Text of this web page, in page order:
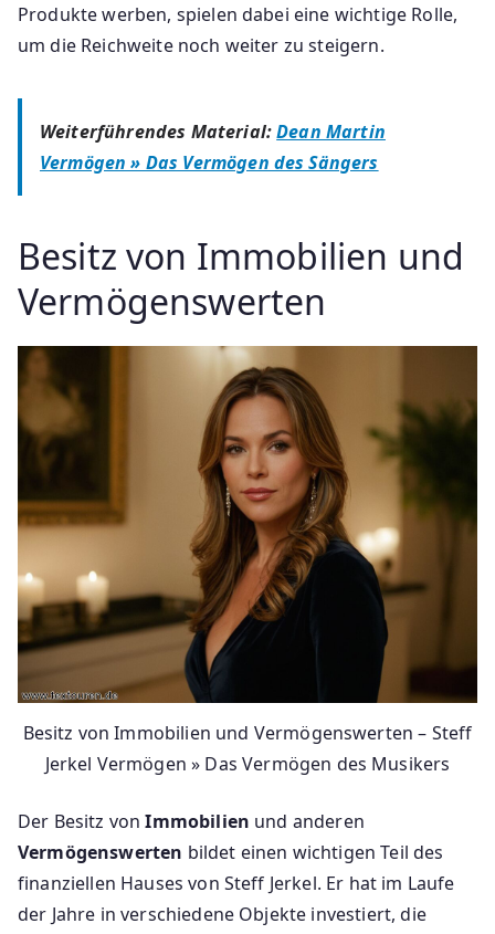
Produkte werben, spielen dabei eine wichtige Rolle,
um die Reichweite noch weiter zu steigern.
Weiterführendes Material:Dean Martin
Vermögen » Das Vermögen des Sängers
Besitz von Immobilien und
Vermögenswerten
Besitz von Immobilien und Vermögenswerten – Steff
Jerkel Vermögen » Das Vermögen des Musikers
Der Besitz vonImmobilien und anderen
Vermögenswerten bildet einen wichtigen Teil des
finanziellen Hauses von Steff Jerkel. Er hat im Laufe
der Jahre in verschiedene Objekte investiert, die